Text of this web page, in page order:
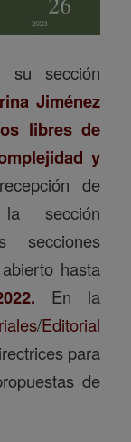
su sección
Jiménez
libres de
y
de
sección
secciones
hasta
En la
/Editorial
para
de